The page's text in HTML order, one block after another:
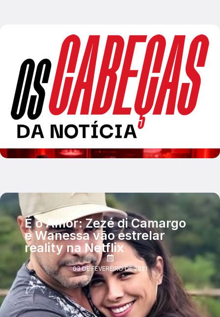
É o Amor: Zezé di Camargo
e Wanessa vão estrelar
reality na Netflix
03 DE FEVEREIRO DE 2021